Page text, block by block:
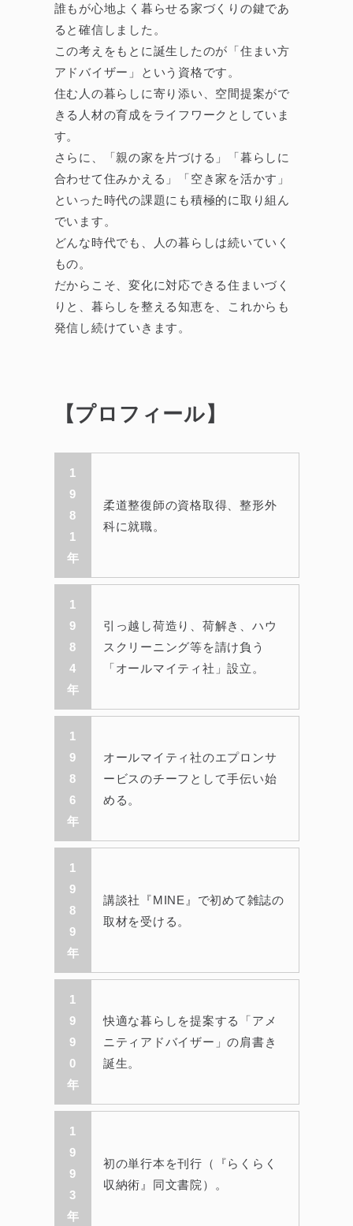
誰もが心地よく暮らせる家づくりの鍵であ
ると確信しました。
この考えをもとに誕生したのが「住まい方
アドバイザー」という資格です。
住む人の暮らしに寄り添い、空間提案がで
きる人材の育成をライフワークとしていま
す。
さらに、「親の家を片づける」「暮らしに
合わせて住みかえる」「空き家を活かす」
といった時代の課題にも積極的に取り組ん
でいます。
どんな時代でも、人の暮らしは続いていく
もの。
だからこそ、変化に対応できる住まいづく
りと、暮らしを整える知恵を、これからも
発信し続けていきます。
【プロフィール】
1
9
8
1
年
柔道整復師の資格取得、整形外
科に就職。
1
9
8
4
年
引っ越し荷造り、荷解き、ハウ
スクリーニング等を請け負う
「オールマイティ社」設立。
1
9
8
6
年
オールマイティ社のエプロンサ
ービスのチーフとして手伝い始
める。
1
9
8
9
年
講談社『MINE』で初めて雑誌の
取材を受ける。
1
9
9
0
年
快適な暮らしを提案する「アメ
ニティアドバイザー」の肩書き
誕生。
1
9
9
3
年
初の単行本を刊行（『らくらく
収納術』同文書院）。